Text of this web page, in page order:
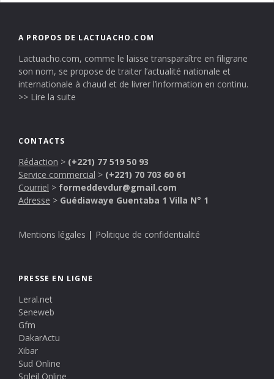
A PROPOS DE LACTUACHO.COM
Lactuacho.com, comme le laisse transparaître en filigrane
son nom, se propose de traiter l’actualité nationale et
internationale à chaud et de livrer l’information en continu.
>> Lire la suite
CONTACTS
Rédaction > (+221) 77 519 50 93
Service commercial > (+221) 70 703 60 61
Courriel > formeddevdur@gmail.com
Adresse > Guédiawaye Guentaba 1 Villa N° 1
Mentions légales | Politique de confidentialité
PRESSE EN LIGNE
Leral.net
Seneweb
Gfm
DakarActu
Xibar
Sud Online
Soleil Online